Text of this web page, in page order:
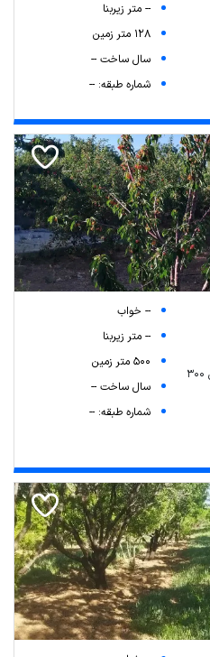
-- متر زیربنا
128 متر زمین
سال ساخت --
شماره طبقه: --
۵۰۰مترباغ زاگرس پل زمانخان قیمت کل ۳۰۰
-- خواب
-- متر زیربنا
500 متر زمین
سال ساخت --
شماره طبقه: --